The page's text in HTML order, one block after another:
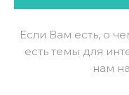
Если Вам есть, о
есть темы для
нам